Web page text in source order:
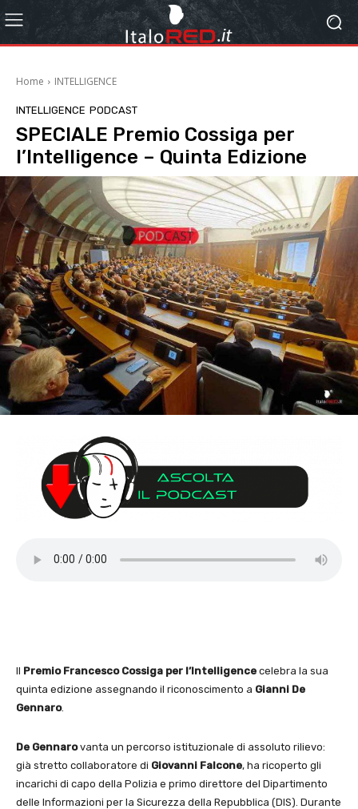
Home INTELLIGENCE
INTELLIGENCE PODCAST
SPECIALE Premio Cossiga per
l’Intelligence – Quinta Edizione
Il Premio Francesco Cossiga per l’Intelligence celebra la sua
quinta edizione assegnando il riconoscimento a Gianni De
Gennaro.
De Gennarovanta un percorso istituzionale di assoluto rilievo:
già stretto collaboratore di Giovanni Falcone, ha ricoperto gli
incarichi di capo della Polizia e primo direttore del Dipartimento
delle Informazioni per la Sicurezza della Repubblica (DIS). Durante